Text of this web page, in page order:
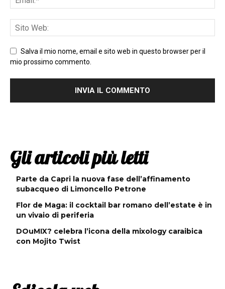
Salva il mio nome, email e sito web in questo browser per il
mio prossimo commento.
Gli articoli più letti
Parte da Capri la nuova fase dell’affinamento
subacqueo di Limoncello Petrone
Flor de Maga: il cocktail bar romano dell’estate è in
un vivaio di periferia
DOuMIX? celebra l’icona della mixology caraibica
con Mojito Twist